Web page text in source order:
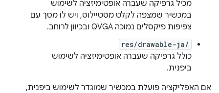
מכיל גרפיקה שעברה אופטימיזציה לשימוש
במכשיר שמצפה לקלט מסטיילוס, ויש לו מסך עם
צפיפות פיקסלים נמוכה QVGA ובכיוון לרוחב.
res/drawable-ja/
כולל גרפיקה שעברה אופטימיזציה לשימוש
ביפנית.
אם האפליקציה פועלת במכשיר שמוגדר לשימוש ביפנית,